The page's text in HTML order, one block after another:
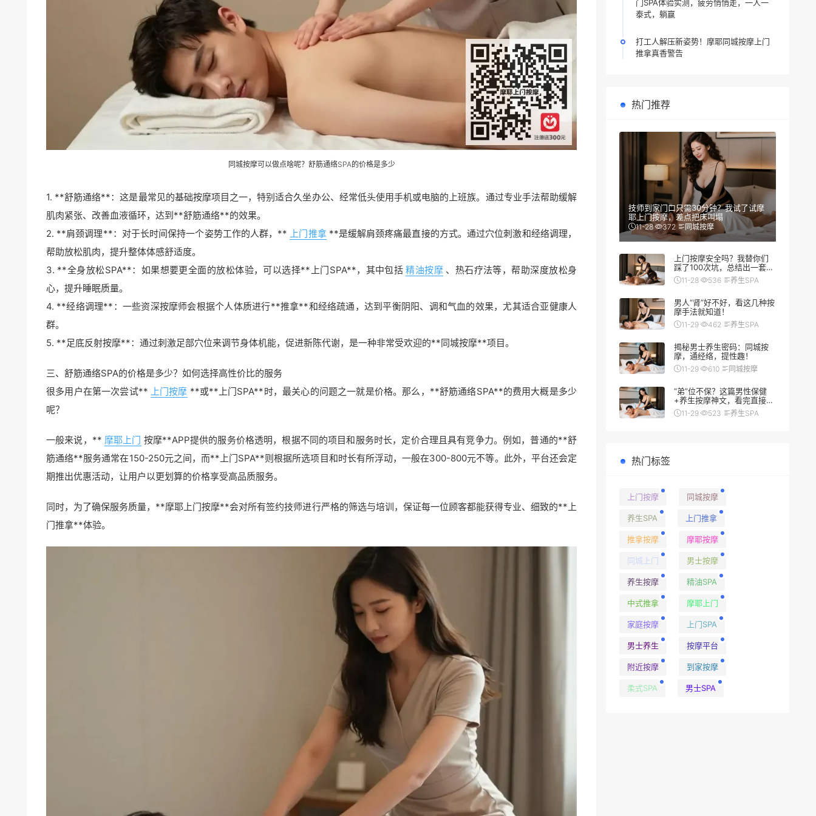
同城按摩可以做点啥呢？舒筋通络SPA的价格是多少
1. **舒筋通络**：这是最常见的基础按摩项目之一，特别适合久坐办公、经常低头使用手机或电脑的上班族。通过专业手法帮助缓解
肌肉紧张、改善血液循环，达到**舒筋通络**的效果。
2. **肩颈调理**：对于长时间保持一个姿势工作的人群，** 上门推拿 **是缓解肩颈疼痛最直接的方式。通过穴位刺激和经络调理，
帮助放松肌肉，提升整体体感舒适度。
3. **全身放松SPA**：如果想要更全面的放松体验，可以选择**上门SPA**，其中包括 精油按摩 、热石疗法等，帮助深度放松身
心，提升睡眠质量。
4. **经络调理**：一些资深按摩师会根据个人体质进行**推拿**和经络疏通，达到平衡阴阳、调和气血的效果，尤其适合亚健康人
群。
5. **足底反射按摩**：通过刺激足部穴位来调节身体机能，促进新陈代谢，是一种非常受欢迎的**同城按摩**项目。
三、舒筋通络SPA的价格是多少？如何选择高性价比的服务
很多用户在第一次尝试** 上门按摩 **或**上门SPA**时，最关心的问题之一就是价格。那么，**舒筋通络SPA**的费用大概是多少
呢？
一般来说，** 摩耶上门 按摩**APP提供的服务价格透明，根据不同的项目和服务时长，定价合理且具有竞争力。例如，普通的**舒
筋通络**服务通常在150-250元之间，而**上门SPA**则根据所选项目和时长有所浮动，一般在300-800元不等。此外，平台还会定
期推出优惠活动，让用户以更划算的价格享受高品质服务。
同时，为了确保服务质量，**摩耶上门按摩**会对所有签约技师进行严格的筛选与培训，保证每一位顾客都能获得专业、细致的**上
门推拿**体验。
门SPA体验实测，疲劳悄悄走，一人一
泰式，躺赢
打工人解压新姿势！摩耶同城按摩上门
推拿真香警告
热门推荐
技师到家门口只需30分钟？我试了试摩
耶上门按摩，差点把床叫塌
11-28 372 同城按摩
上门按摩安全吗？我替你们
踩了100次坑，总结出一套防
翻车秘籍
11-28 536 养生SPA
男人“肾”好不好，看这几种按
摩手法就知道！
11-29 462 养生SPA
揭秘男士养生密码：同城按
摩，通经络，提性趣！
11-29 610 同城按摩
“弟”位不保？这篇男性保健
+养生按摩神文，看完直接硬
（朗）了
11-29 523 养生SPA
热门标签
上门按摩 同城按摩
养生SPA 上门推拿
推拿按摩 摩耶按摩
同城上门 男士按摩
养生按摩 精油SPA
中式推拿 摩耶上门
家庭按摩 上门SPA
男士养生 按摩平台
附近按摩 到家按摩
柔式SPA 男士SPA